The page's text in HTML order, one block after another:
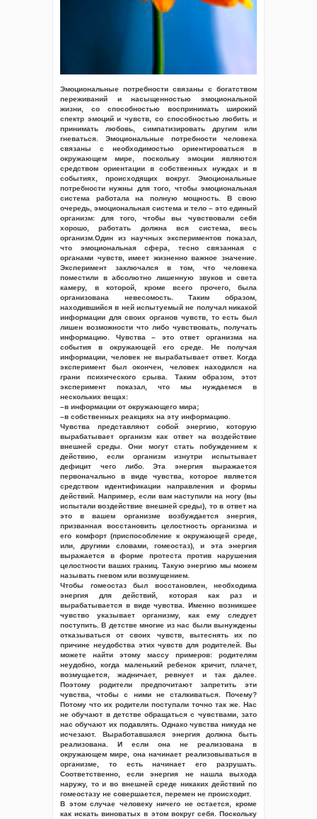
Эмоциональные потребности связаны с богатством
переживаний и насыщенностью эмоциональной
жизни, со способностью воспринимать широкий
спектр эмоций и чувств, со способностью любить и
принимать любовь, симпатизировать другим или
гневаться. Эмоциональные потребности человека
связаны с необходимостью ориентироваться в
окружающем мире, поскольку эмоции являются
средством ориентации в собственных нуждах и в
событиях, происходящих вокруг. Эмоциональные
потребности нужны для того, чтобы эмоциональная
система работала на полную мощность. В свою
очередь, эмоциональная система и тело – это единый
организм: для того, чтобы вы чувствовали себя
хорошо, работать должна вся система, весь
организм.Один из научных экспериментов показал,
что эмоциональная сфера, тесно связанная с
органами чувств, имеет жизненно важное значение.
Эксперимент заключался в том, что человека
поместили в абсолютно лишенную звуков и света
камеру, в которой, кроме всего прочего, была
организована невесомость. Таким образом,
находившийся в ней испытуемый не получал никакой
информации для своих органов чувств, то есть был
лишен возможности что либо чувствовать, получать
информацию. Чувства – это ответ организма на
события в окружающей его среде. Не получая
информации, человек не вырабатывает ответ. Когда
эксперимент был окончен, человек находился на
грани психического срыва. Таким образом, этот
эксперимент показал, что мы нуждаемся в
нескольких вещах:
–в информации от окружающего мира;
–в собственных реакциях на эту информацию.
Чувства представляют собой энергию, которую
вырабатывает организм как ответ на воздействие
внешней среды. Они могут стать побуждением к
действию, если организм изнутри испытывает
дефицит чего либо. Эта энергия выражается
первоначально в виде чувства, которое является
средством идентификации направления и формы
действий. Например, если вам наступили на ногу (вы
испытали воздействие внешней среды), то в ответ на
это в вашем организме возбуждается энергия,
призванная восстановить целостность организма и
его комфорт (приспособление к окружающей среде,
или, другими словами, гомеостаз), и эта энергия
выражается в форме протеста против нарушения
целостности ваших границ. Такую энергию мы можем
называть гневом или возмущением.
Чтобы гомеостаз был восстановлен, необходима
энергия для действий, которая как раз и
вырабатывается в виде чувства. Именно возникшее
чувство указывает организму, как ему следует
поступить. В детстве многие из нас были вынуждены
отказываться от своих чувств, вытеснять их по
причине неудобства этих чувств для родителей. Вы
можете найти этому массу примеров: родителям
неудобно, когда маленький ребенок кричит, плачет,
возмущается, жадничает, ревнует и так далее.
Поэтому родители предпочитают запретить эти
чувства, чтобы с ними не сталкиваться. Почему?
Потому что их родители поступали точно так же. Нас
не обучают в детстве обращаться с чувствами, зато
нас обучают их подавлять. Однако чувства никуда не
исчезают. Выработавшаяся энергия должна быть
реализована. И если она не реализована в
окружающем мире, она начинает реализовываться в
организме, то есть начинает его разрушать.
Соответственно, если энергия не нашла выхода
наружу, то и во внешней среде никаких действий по
гомеостазу не совершается, перемен не происходит.
В этом случае человеку ничего не остается, кроме
как искать виноватых в этом вокруг себя. Поскольку